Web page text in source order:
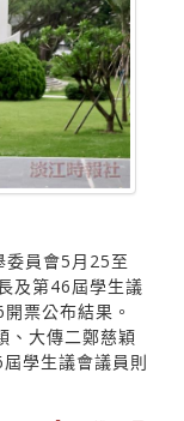
委員會5月25至
及第46屆學生議
票公布結果。
、大傳二鄭慈穎
學生議會議員則